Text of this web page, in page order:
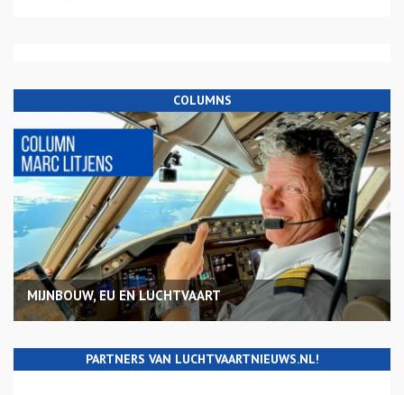
COLUMNS
MIJNBOUW, EU EN LUCHTVAART
PARTNERS VAN LUCHTVAARTNIEUWS.NL!